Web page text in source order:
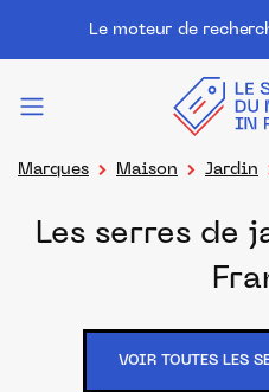
Le moteur de
Marques Maison Jardin
Les serres de
VOIR TOUTES LES